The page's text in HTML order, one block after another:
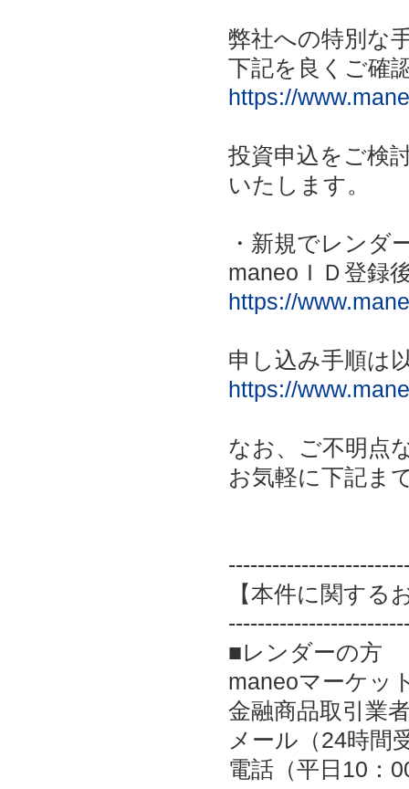
弊社への特別な
下記を良くご確
https://
投資申込をご検
いたします。
・新規でレンダ
maneoＩＤ登録
https://
申し込み手順は
https://
なお、ご不明点
お気軽に下記ま
【本件に関する
■レンダーの方
maneoマーケッ
金融商品取引業
メール（24時間
電話（平日10：